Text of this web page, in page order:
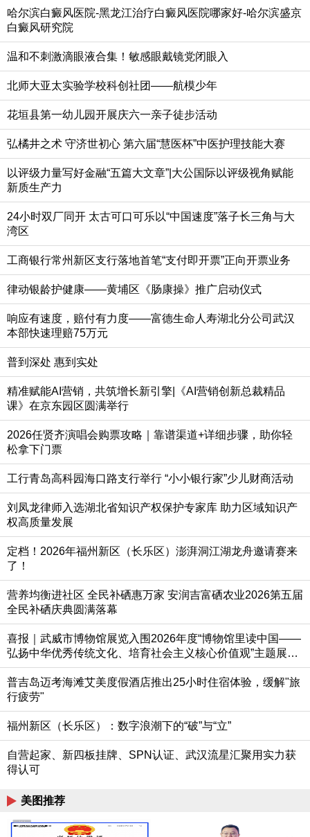
哈尔滨白癜风医院-黑龙江治疗白癜风医院哪家好-哈尔滨盛京
白癜风研究院
温和不刺激滴眼液合集！敏感眼戴镜党闭眼入
北师大亚太实验学校科创社团——航模少年
花垣县第一幼儿园开展庆六一亲子徒步活动
弘橘井之术 守济世初心 第六届“慧医杯”中医护理技能大赛
以评级力量写好金融“五篇大文章”|大公国际以评级视角赋能
新质生产力
24小时双厂同开 太古可口可乐以“中国速度”落子长三角与大
湾区
工商银行常州新区支行落地首笔“支付即开票”正向开票业务
律动银龄护健康——黄埔区《肠康操》推广启动仪式
响应有速度，赔付有力度——富德生命人寿湖北分公司武汉
本部快速理赔75万元
普到深处 惠到实处
精准赋能AI营销，共筑增长新引擎|《AI营销创新总裁精品
课》在京东园区圆满举行
2026任贤齐演唱会购票攻略｜靠谱渠道+详细步骤，助你轻
松拿下门票
工行青岛高科园海口路支行举行 “小小银行家”少儿财商活动
刘凤龙律师入选湖北省知识产权保护专家库 助力区域知识产
权高质量发展
定档！2026年福州新区（长乐区）澎湃洞江湖龙舟邀请赛来
了！
营养均衡进社区 全民补硒惠万家 安润吉富硒农业2026第五届
全民补硒庆典圆满落幕
喜报｜武威市博物馆展览入围2026年度“博物馆里读中国——
弘扬中华优秀传统文化、培育社会主义核心价值观”主题展览
推荐活动终评
普吉岛迈考海滩艾美度假酒店推出25小时住宿体验，缓解"旅
行疲劳"
福州新区（长乐区）：数字浪潮下的“破”与“立”
自营起家、新四板挂牌、SPN认证、武汉流星汇聚用实力获
得认可
美图推荐